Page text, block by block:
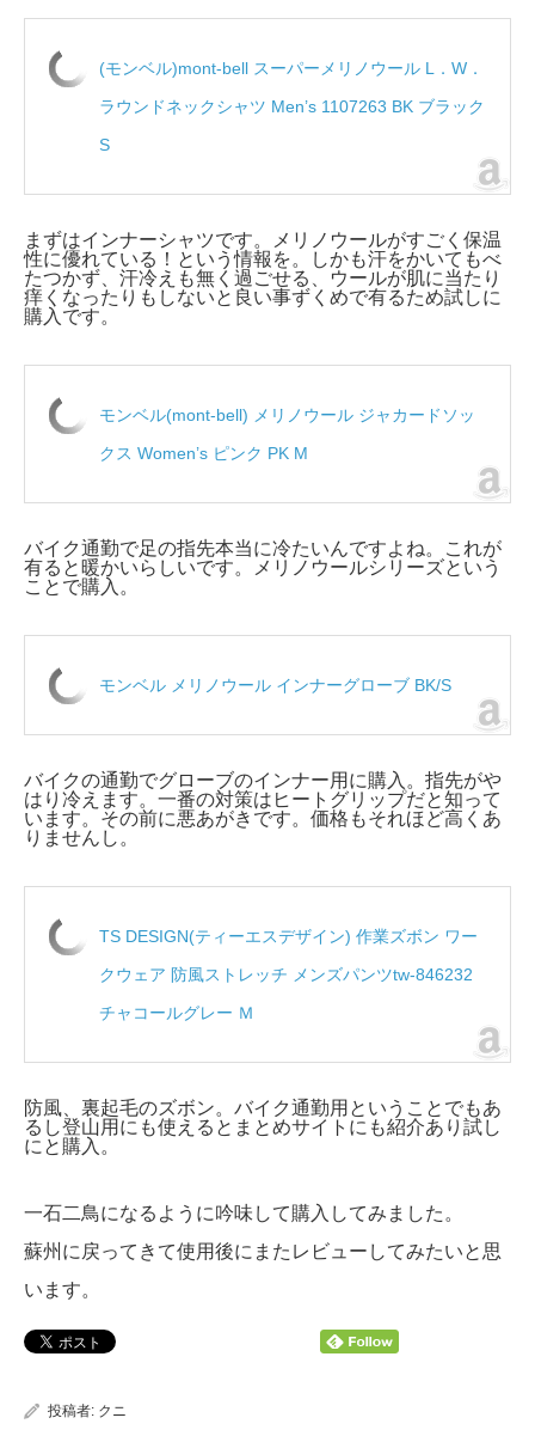
(モンベル)mont-bell スーパーメリノウール L．W．
ラウンドネックシャツ Men’s 1107263 BK ブラック
S
まずはインナーシャツです。メリノウールがすごく保温
性に優れている！という情報を。しかも汗をかいてもべ
たつかず、汗冷えも無く過ごせる、ウールが肌に当たり
痒くなったりもしないと良い事ずくめで有るため試しに
購入です。
モンベル(mont‐bell) メリノウール ジャカードソッ
クス Women’s ピンク PK M
バイク通勤で足の指先本当に冷たいんですよね。これが
有ると暖かいらしいです。メリノウールシリーズという
ことで購入。
モンベル メリノウール インナーグローブ BK/S
バイクの通勤でグローブのインナー用に購入。指先がや
はり冷えます。一番の対策はヒートグリップだと知って
います。その前に悪あがきです。価格もそれほど高くあ
りませんし。
TS DESIGN(ティーエスデザイン) 作業ズボン ワー
クウェア 防風ストレッチ メンズパンツtw-846232
チャコールグレー Ｍ
防風、裏起毛のズボン。バイク通勤用ということでもあ
るし登山用にも使えるとまとめサイトにも紹介あり試し
にと購入。
一石二鳥になるように吟味して購入してみました。
蘇州に戻ってきて使用後にまたレビューしてみたいと思
います。
投稿者: クニ